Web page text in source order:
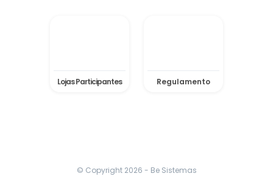
Lojas Participantes Regulamento
© Copyright 2026 - Be Sistemas